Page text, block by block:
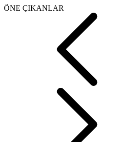
ÖNE ÇIKANLAR